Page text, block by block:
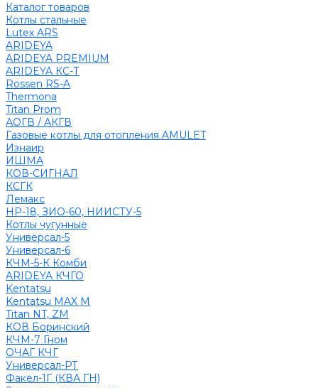
Каталог товаров
Котлы стальные
Lutex ARS
ARIDEYA
ARIDEYA PREMIUM
ARIDEYA КС-Т
Rossen RS-A
Thermona
Titan Prom
АОГВ / АКГВ
Газовые котлы для отопления AMULET
Изнаир
ИШМА
КОВ-СИГНАЛ
КСГК
Лемакс
НР-18, ЗИО-60, НИИСТУ-5
Котлы чугунные
Универсал-5
Универсал-6
КЧМ-5-К Комби
ARIDEYA КЧГО
Kentatsu
Kentatsu MAX M
Titan NT, ZM
КОВ Боринский
КЧМ-7 Гном
ОЧАГ КЧГ
Универсал-РТ
Факел-1Г (КВА ГН)